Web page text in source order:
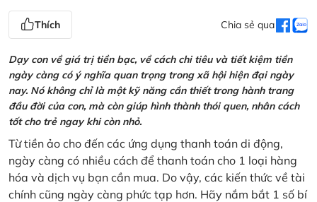
Thích Chia sẻ qua
Dạy con về giá trị tiền bạc, về cách chi tiêu và tiết kiệm tiền
ngày càng có ý nghĩa quan trọng trong xã hội hiện đại ngày
nay. Nó không chỉ là một kỹ năng cần thiết trong hành trang
đầu đời của con, mà còn giúp hình thành thói quen, nhân cách
tốt cho trẻ ngay khi còn nhỏ.
Từ tiền ảo cho đến các ứng dụng thanh toán di động,
ngày càng có nhiều cách để thanh toán cho 1 loại hàng
hóa và dịch vụ bạn cần mua. Do vậy, các kiến thức về tài
chính cũng ngày càng phức tạp hơn. Hãy nắm bắt 1 số bí